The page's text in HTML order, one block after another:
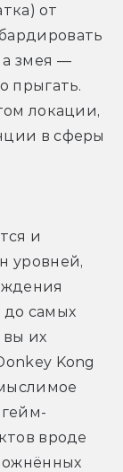
от
змея —
прыгать.
локации,
в сферы
и
уровней,
до самых
вы их
Kong
вроде